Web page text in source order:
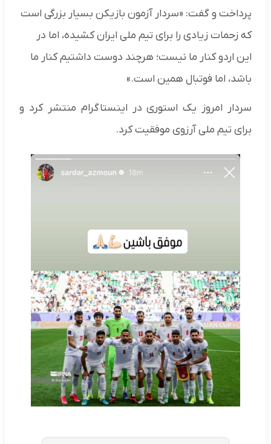
پرداخت و گفت: «سردار آزمون بازیکن بسیار بزرگی است
که زحمات زیادی را برای تیم ملی ایران کشیده، اما در
این اردو کنار ما نیست؛ هرچند دوست داشتیم کنار ما
باشد، اما فوتبال همین است.»
سردار امروز یک استوری در اینستاگرام منتشر کرد و
برای تیم ملی آرزوی موفقیت کرد.